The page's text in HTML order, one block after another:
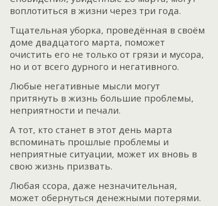
воплотиться в жизни через три года.
Тщательная уборка, проведённая в своём
доме двадцатого марта, поможет
очистить его не только от грязи и мусора,
но и от всего дурного и негативного.
Любые негативные мысли могут
притянуть в жизнь большие проблемы,
неприятности и печали.
А тот, кто станет в этот день марта
вспоминать прошлые проблемы и
неприятные ситуации, может их вновь в
свою жизнь призвать.
Любая ссора, даже незначительная,
может обернуться денежными потерями.